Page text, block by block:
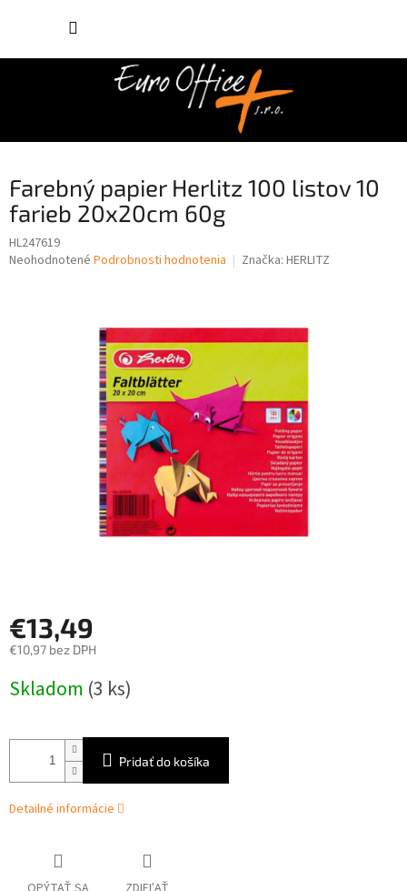
Farebný papier Herlitz 100 listov 10
farieb 20x20cm 60g
HL247619
Priemerné
Neohodnotené Podrobnosti hodnotenia Značka: HERLITZ
€13,49
€10,97 bez DPH
cena:
Skladom (3 ks)
Pridať do košíka
Detailné informácie